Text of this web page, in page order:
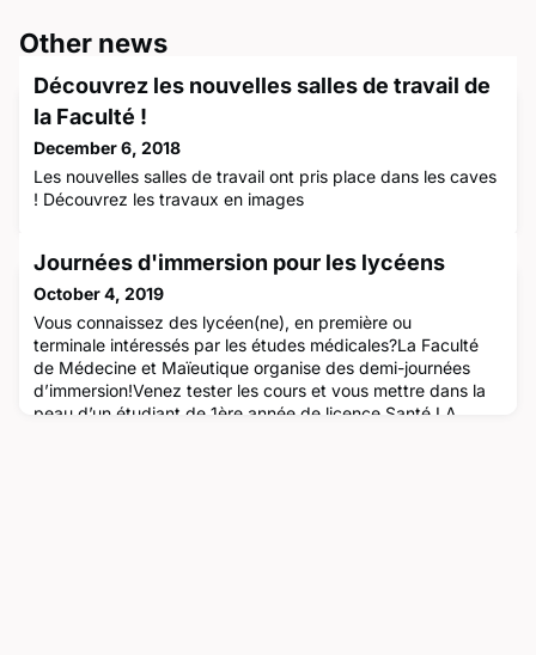
Other news
Découvrez les nouvelles salles de travail de
la Faculté !
December 6, 2018
Les nouvelles salles de travail ont pris place dans les caves
! Découvrez les travaux en images
Journées d'immersion pour les lycéens
October 4, 2019
Vous connaissez des lycéen(ne), en première ou
terminale intéressés par les études médicales?La Faculté
de Médecine et Maïeutique organise des demi-journées
d’immersion!Venez tester les cours et vous mettre dans la
peau d’un étudiant de 1ère année de licence Santé LA